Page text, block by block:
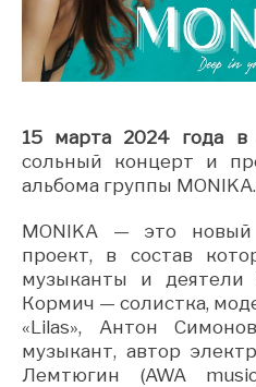
15 марта 2024 года
сольный концерт и
альбома группы MONIKA.
MONIKA — это
проект, в состав
музыканты и деятели
Кормич — солистка,
«Lilas», Антон
музыкант, автор
Лемтюгин (AWA